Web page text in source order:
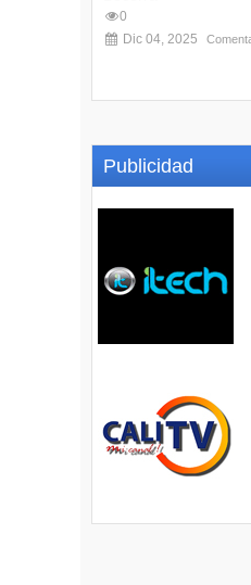
0
Dic 04, 2025
Publicidad